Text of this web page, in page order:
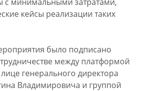
кейсы реализации таких
было подписано
между платформой
генерального директора
Владимировича и группой